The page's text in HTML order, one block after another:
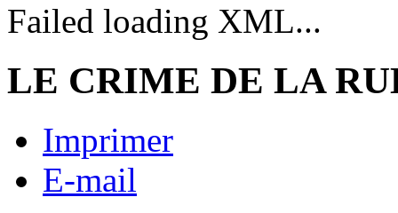
Failed loading XML...
LE CRIME DE LA
Imprimer
E-mail